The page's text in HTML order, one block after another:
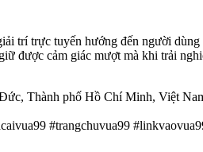
trí trực tuyến hướng đến người
được cảm giác mượt mà khi trải
Thành phố Hồ Chí Minh, Việt
#trangchuvua99